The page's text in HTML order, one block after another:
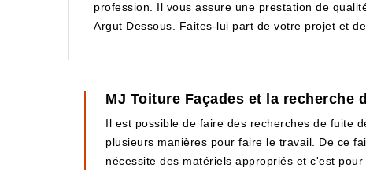
profession. Il vous assure une prestation de
Argut Dessous. Faites-lui part de votre projet et
MJ Toiture Façades et la
Il est possible de faire des recherches de fuite
plusieurs manières pour faire le travail. De ce
nécessite des matériels appropriés et c'est